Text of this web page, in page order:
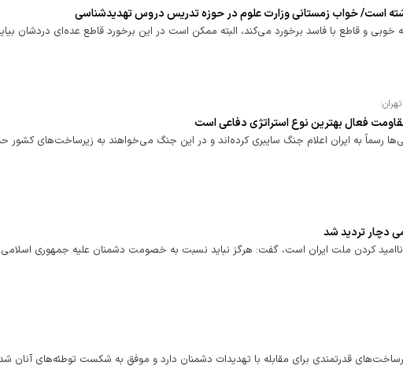
است/ خواب زمستانی وزارت علوم در حوزه تدریس دروس تهدیدشناسی
و قاطع با فاسد برخورد می‌کند، البته ممکن است در این برخورد قاطع عده‌ای دردشان
فعال بهترین نوع استراتژی دفاعی است
رسماً به ایران اعلام جنگ سایبری کرده‌اند و در این جنگ می‌خواهند به زیرساخت‌های کشور
دچار تردید شد
ناامید کردن ملت ایران است، گفت: هرگز نباید نسبت به خصومت دشمنان علیه جمهوری
قدرتمندی برای مقابله با تهدیدات دشمنان دارد و موفق به شکست توطئه‌های آنان